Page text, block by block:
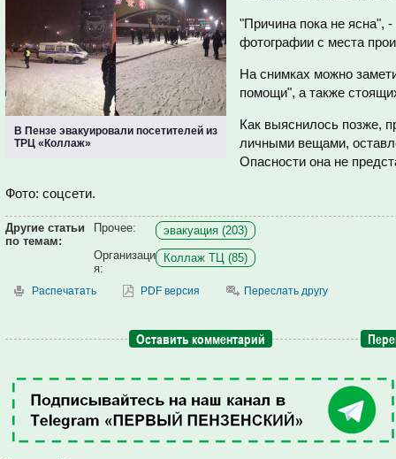
В Пензе эвакуировали посетителей из
ТРЦ «Коллаж»
"Причина пока не ясна",
фотографии с места
На снимках можно
помощи", а также
Как выяснилось позже,
личными вещами,
Опасности она не
Фото: соцсети.
Другие статьи
по темам:
Прочее:
эвакуация (203)
Организаци
я:
Коллаж ТЦ (85)
Распечатать PDF версия Переслать другу
Оставить комментарий